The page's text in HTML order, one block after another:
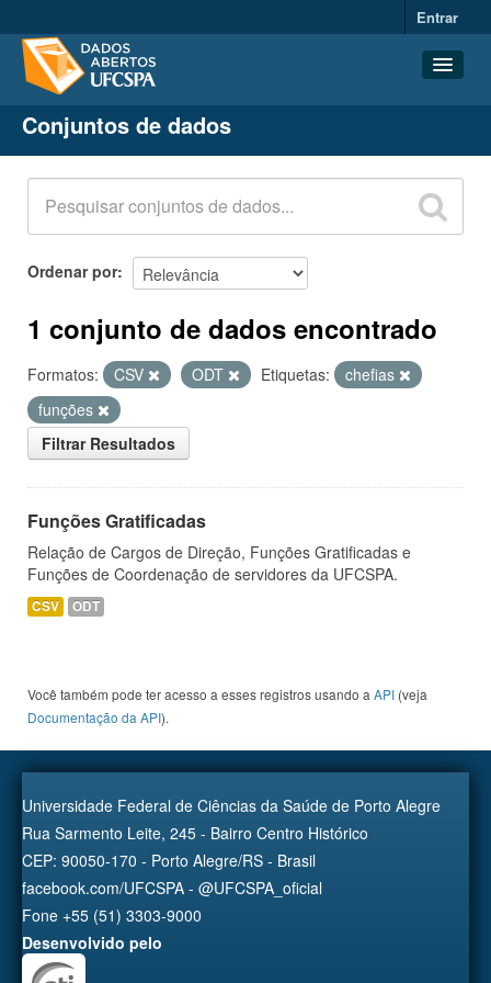
Entrar
Conjuntos de dados
Organizações
Grupos
Sobre
Conjuntos de dados
Ordenar por
1 conjunto de dados encontrado
Formatos: CSV ODT Etiquetas:
chefias
funções
Filtrar Resultados
Funções Gratificadas
Relação de Cargos de Direção, Funções Gratificadas e
Funções de Coordenação de servidores da UFCSPA.
CSV ODT
Você também pode ter acesso a esses registros usando a API (veja
Documentação da API).
Universidade Federal de Ciências da Saúde de Porto Alegre
Rua Sarmento Leite, 245 - Bairro Centro Histórico
CEP: 90050-170 - Porto Alegre/RS - Brasil
facebook.com/UFCSPA - @UFCSPA_oficial
Fone +55 (51) 3303-9000
Desenvolvido pelo